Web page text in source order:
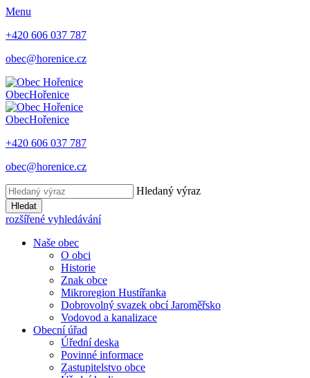
Menu
+420 606 037 787
obec@horenice.cz
ObecHořenice
ObecHořenice
+420 606 037 787
obec@horenice.cz
Hledaný výraz
Hledat
rozšířené vyhledávání
Naše obec
O obci
Historie
Znak obce
Mikroregion Hustířanka
Dobrovolný svazek obcí Jaroměřsko
Vodovod a kanalizace
Obecní úřad
Úřední deska
Povinné informace
Zastupitelstvo obce